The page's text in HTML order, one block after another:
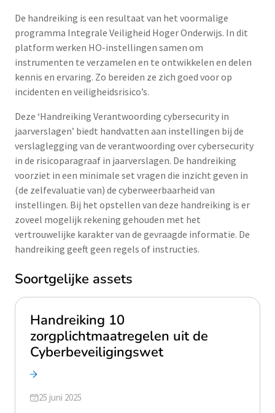
De handreiking is een resultaat van het voormalige
programma Integrale Veiligheid Hoger Onderwijs. In dit
platform werken HO-instellingen samen om
instrumenten te verzamelen en te ontwikkelen en delen
kennis en ervaring. Zo bereiden ze zich goed voor op
incidenten en veiligheidsrisico’s.
Deze ‘Handreiking Verantwoording cybersecurity in
jaarverslagen’ biedt handvatten aan instellingen bij de
verslaglegging van de verantwoording over cybersecurity
in de risicoparagraaf in jaarverslagen. De handreiking
voorziet in een minimale set vragen die inzicht geven in
(de zelfevaluatie van) de cyberweerbaarheid van
instellingen. Bij het opstellen van deze handreiking is er
zoveel mogelijk rekening gehouden met het
vertrouwelijke karakter van de gevraagde informatie. De
handreiking geeft geen regels of instructies.
Soortgelijke assets
Handreiking 10
zorgplichtmaatregelen uit de
Cyberbeveiligingswet
Geüpdatet op
25 juni 2025